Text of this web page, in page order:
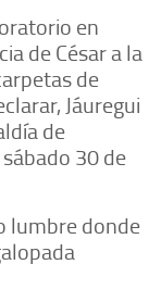
en
de César a la
de
Jáuregui
de
30 de
lumbre donde